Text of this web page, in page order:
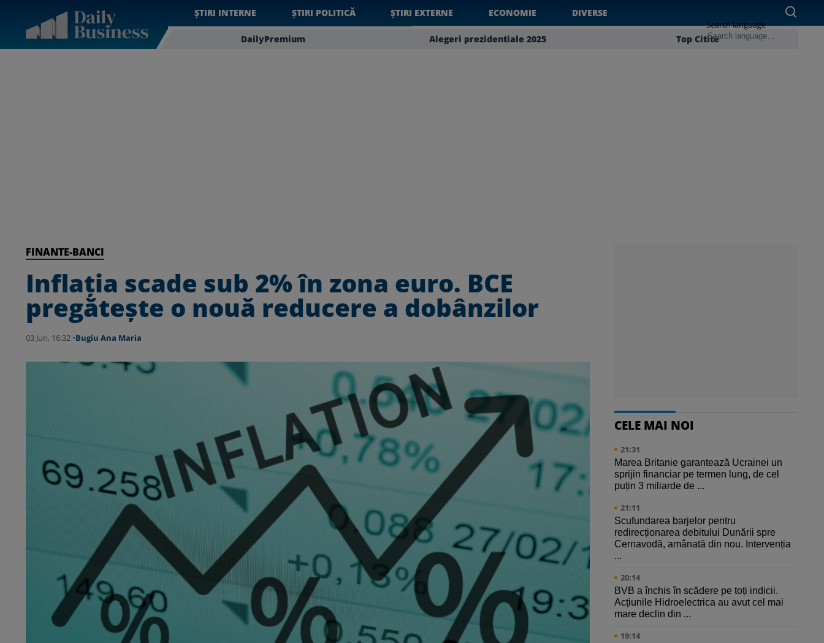
ȘTIRI INTERNE ȘTIRI POLITICĂ ȘTIRI EXTERNE ECONOMIE DIVERSE
DailyPremium Alegeri prezidentiale 2025 Top Citite
Search language
FINANTE-BANCI
Inflația scade sub 2% în zona euro. BCE
pregătește o nouă reducere a dobânzilor
03 Jun, 16:32 •Bugiu ⁠Ana Maria
CELE MAI NOI
21:31
Marea Britanie garantează Ucrainei un
sprijin financiar pe termen lung, de cel
puțin 3 miliarde de ...
21:11
Scufundarea barjelor pentru
redirecționarea debitului Dunării spre
Cernavodă, amânată din nou. Intervenția
...
20:14
BVB a închis în scădere pe toți indicii.
Acțiunile Hidroelectrica au avut cel mai
mare declin din ...
19:14